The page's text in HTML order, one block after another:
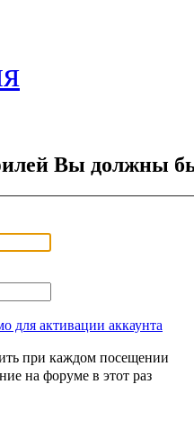
Вы должны
для активации аккаунта
при каждом посещении
на форуме в этот раз